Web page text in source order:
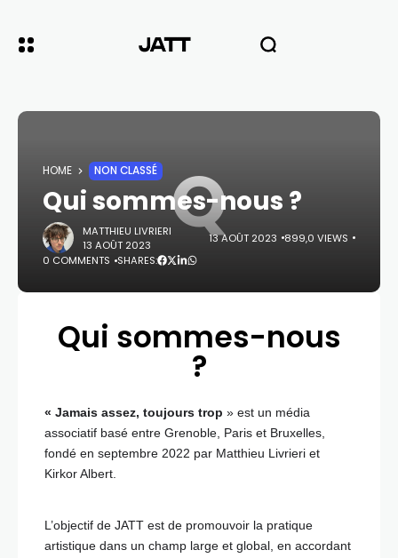
Q
HOME NON CLASSÉ
Qui sommes-nous ?
MATTHIEU LIVRIERI
13 AOÛT 2023
13 AOÛT 2023
899,0 VIEWS
0 COMMENTS
SHARES:
Qui sommes-nous
?
« Jamais assez, toujours trop » est un média
associatif basé entre Grenoble, Paris et Bruxelles,
fondé en septembre 2022 par Matthieu Livrieri et
Kirkor Albert.
L’objectif de JATT est de promouvoir la pratique
artistique dans un champ large et global, en accordant